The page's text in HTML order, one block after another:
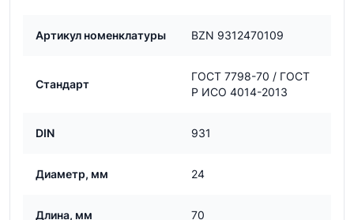
Артикул номенклатуры BZN 9312470109
Стандарт
ГОСТ 7798-70 / ГОСТ
Р ИСО 4014-2013
DIN 931
Диаметр, мм 24
Длина, мм 70